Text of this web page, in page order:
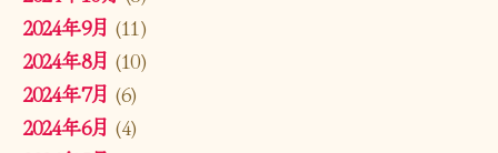
2024年9月 (11)
2024年8月 (10)
2024年7月 (6)
2024年6月 (4)